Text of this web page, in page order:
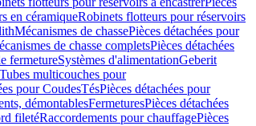
en céramiqueRobinets flotteurs pour réservoirs
Mécanismes de chassePièces détachées pour
de chasse completsPièces détachées
fermetureSystèmes d'alimentationGeberit
multicouches pour
pour CoudesTésPièces détachées pour
démontablesFermeturesPièces détachées
filetéRaccordements pour chauffagePièces